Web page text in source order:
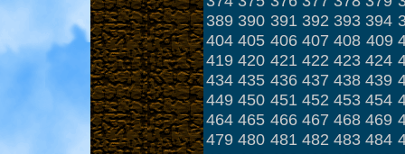
389 390 391 392 393 394
404 405 406 407 408 409
419 420 421 422 423 424
434 435 436 437 438 439
449 450 451 452 453 454
464 465 466 467 468 469
479 480 481 482 483 484